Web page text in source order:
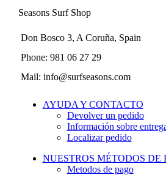
Seasons Surf Shop
Don Bosco 3, A Coruña, Spain
Phone: 981 06 27 29
Mail: info@surfseasons.com
AYUDA Y CONTACTO
Devolver un pedido
Información sobre
Localizar pedido
NUESTROS MÉTODOS DE
Metodos de pago